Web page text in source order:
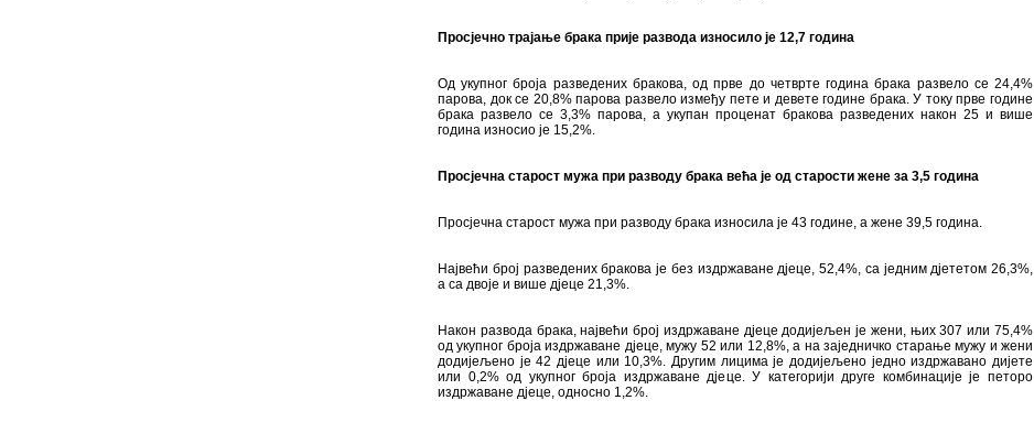
Просјечно трајање брака прије развода износило је 12,7 година
Од укупног броја разведених бракова, од прве до четврте година брака развело се 24,4%
парова, док се 20,8% парова развело између пете и девете године брака. У току прве године
брака развело се 3,3% парова, а укупан проценат бракова разведених након 25 и више
година износио је 15,2%.
Просјечна старост мужа при разводу брака већа је од старости жене за 3,5 година
Просјечна старост мужа при разводу брака износила је 43 године, а жене 39,5 година.
Највећи број разведених бракова је без издржаване дјеце, 52,4%, са једним дјететом 26,3%,
а са двоје и више дјеце 21,3%.
Након развода брака, највећи број издржаване дјеце додијељен је жени, њих 307 или 75,4%
од укупног броја издржаване дјеце, мужу 52 или 12,8%, а на заједничко старање мужу и жени
додијељено је 42 дјеце или 10,3%. Другим лицима је додијељено једно издржавано дијете
или 0,2% од укупног броја издржаване дјеце. У категорији друге комбинације је петоро
издржаване дјеце, односно 1,2%.